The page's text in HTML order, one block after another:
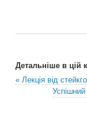
Детальніше в цій
« Лекція від
Успішний